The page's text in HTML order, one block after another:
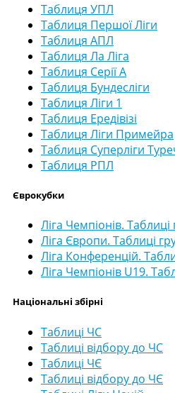
Таблиця УПЛ
Таблиця Першої Ліги
Таблиця АПЛ
Таблиця Ла Ліга
Таблиця Серії А
Таблиця Бундесліги
Таблиця Ліги 1
Таблиця Ередівізі
Таблиця Ліги Примейра
Таблиця Суперліги
Таблиця РПЛ
Єврокубки
Ліга Чемпіонів.
Ліга Європи. Таблиці
Ліга Конференцій.
Ліга Чемпіонів U19.
Національні збірні
Таблиці ЧС
Таблиці відбору до ЧС
Таблиці ЧЄ
Таблиці відбору до ЧЄ